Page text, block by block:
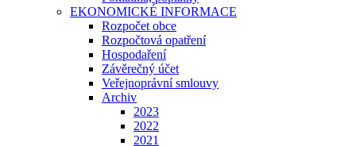
EKONOMICKÉ INFORMACE
Rozpočet obce
Rozpočtová opatření
Hospodaření
Závěrečný účet
Veřejnoprávní smlouvy
Archiv
2023
2022
2021